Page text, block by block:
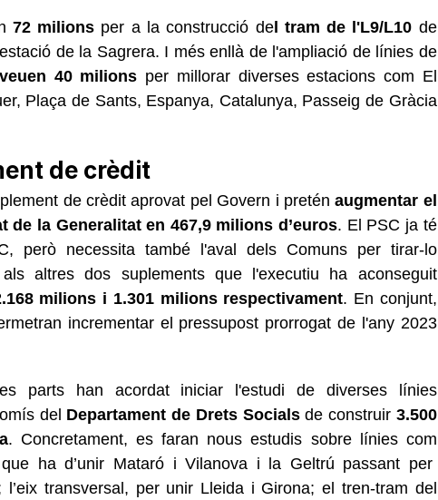
72 milions per a la construcció del tram de l'L9/L10 de
de la Sagrera. I més enllà de l'ampliació de línies de
40 milions per millorar diverses estacions com El
Plaça de Sants, Espanya, Catalunya, Passeig de Gràcia
de crèdit
de crèdit aprovat pel Govern i preténaugmentar el
de la Generalitat en 467,9 milions d’euros. El PSC ja té
però necessita també l'aval dels Comuns per tirar-lo
altres dos suplements que l'executiu ha aconseguit
milions i 1.301 milions respectivament. En conjunt,
incrementar el pressupost prorrogat de l'any 2023
parts han acordat iniciar l'estudi de diverses línies
del Departament de Drets Socialsde construir 3.500
. Concretament, es faran nous estudis sobre línies com
ha d’unir Mataró i Vilanova i la Geltrú passant per
l’eix transversal, per unir Lleida i Girona; el tren-tram del